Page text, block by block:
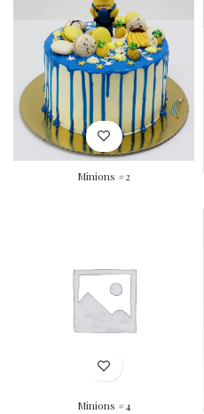
Minions #2
Minions #4